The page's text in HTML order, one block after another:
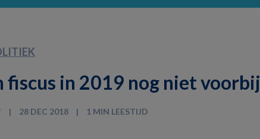
fiscus in 2019 nog niet voorbij
28 DEC 2018 1 MIN LEESTIJD